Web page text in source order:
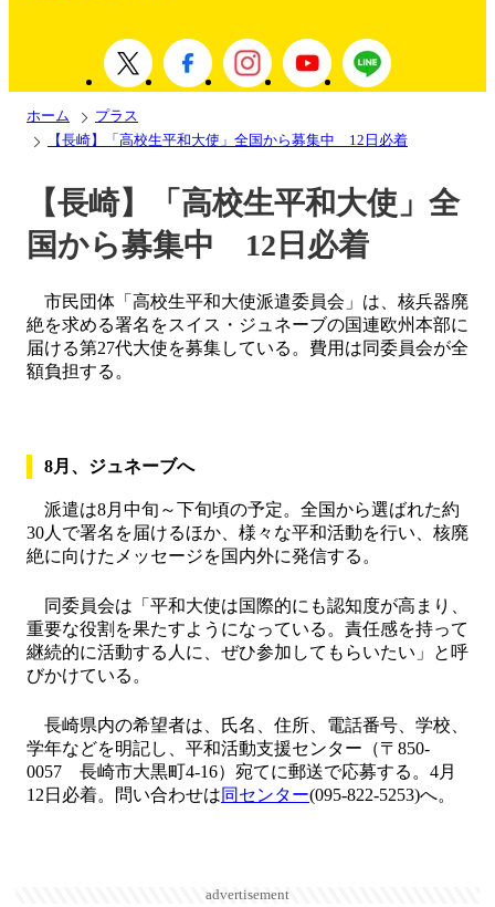
ホーム
プラス
【長崎】「高校生平和大使」全国から募集中 12日必着
【長崎】「高校生平和大使」全
国から募集中 12日必着
市民団体「高校生平和大使派遣委員会」は、核兵器廃
絶を求める署名をスイス・ジュネーブの国連欧州本部に
届ける第27代大使を募集している。費用は同委員会が全
額負担する。
8月、ジュネーブへ
派遣は8月中旬～下旬頃の予定。全国から選ばれた約
30人で署名を届けるほか、様々な平和活動を行い、核廃
絶に向けたメッセージを国内外に発信する。
同委員会は「平和大使は国際的にも認知度が高まり、
重要な役割を果たすようになっている。責任感を持って
継続的に活動する人に、ぜひ参加してもらいたい」と呼
びかけている。
長崎県内の希望者は、氏名、住所、電話番号、学校、
学年などを明記し、平和活動支援センター（〒850-
0057 長崎市大黒町4-16）宛てに郵送で応募する。4月
12日必着。問い合わせは同センター(095-822-5253)へ。
advertisement